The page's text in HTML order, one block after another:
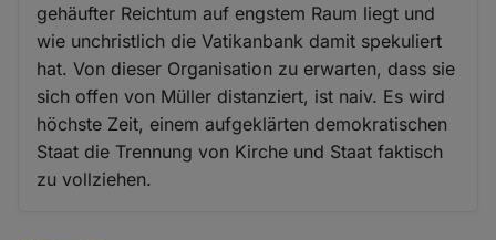
gehäufter Reichtum auf engstem Raum liegt und
wie unchristlich die Vatikanbank damit spekuliert
hat. Von dieser Organisation zu erwarten, dass sie
sich offen von Müller distanziert, ist naiv. Es wird
höchste Zeit, einem aufgeklärten demokratischen
Staat die Trennung von Kirche und Staat faktisch
zu vollziehen.